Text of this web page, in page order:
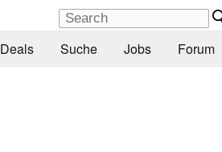
Deals Suche Jobs Forum